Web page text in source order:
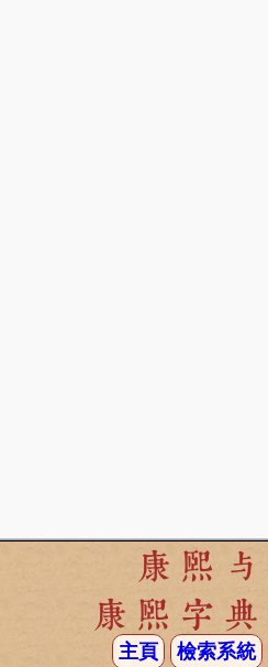
康熙
康熙字
主頁 檢索系統